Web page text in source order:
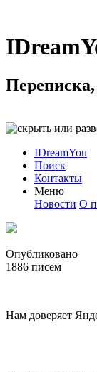
IDreamYou
Поиск
Контакты
Меню
Новости О
Опубликовано
1886 писем
Нам доверяет